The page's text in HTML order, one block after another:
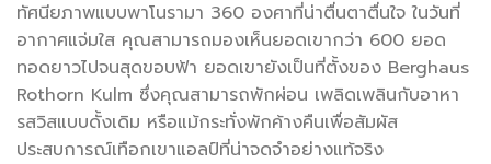
ทัศนียภาพแบบพาโนรามา 360 องศาที่น่าตื่นตาตื่นใจ ในวันที่
อากาศแจ่มใส คุณสามารถมองเห็นยอดเขากว่า 600 ยอด
ทอดยาวไปจนสุดขอบฟ้า ยอดเขายังเป็นที่ตั้งของ Berghaus
Rothorn Kulm ซึ่งคุณสามารถพักผ่อน เพลิดเพลินกับอาหา
รสวิสแบบดั้งเดิม หรือแม้กระทั่งพักค้างคืนเพื่อสัมผัส
ประสบการณ์เทือกเขาแอลป์ที่น่าจดจำอย่างแท้จริง